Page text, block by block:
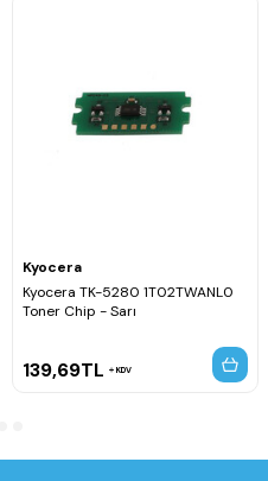
Kyocera
Kyocera TK-5280 1T02TWANL0
Toner Chip - Sarı
139,69TL KDV